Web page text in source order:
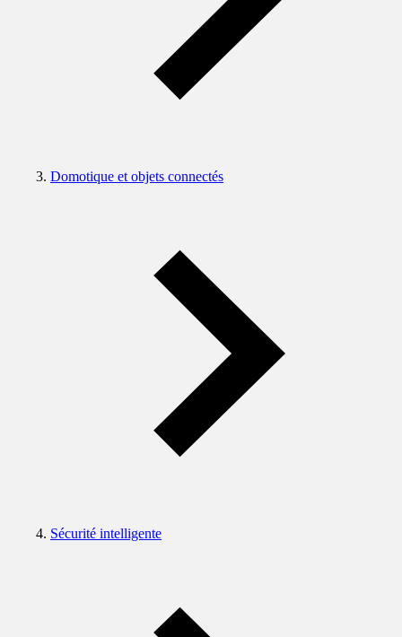
Domotique et objets connectés
Sécurité intelligente